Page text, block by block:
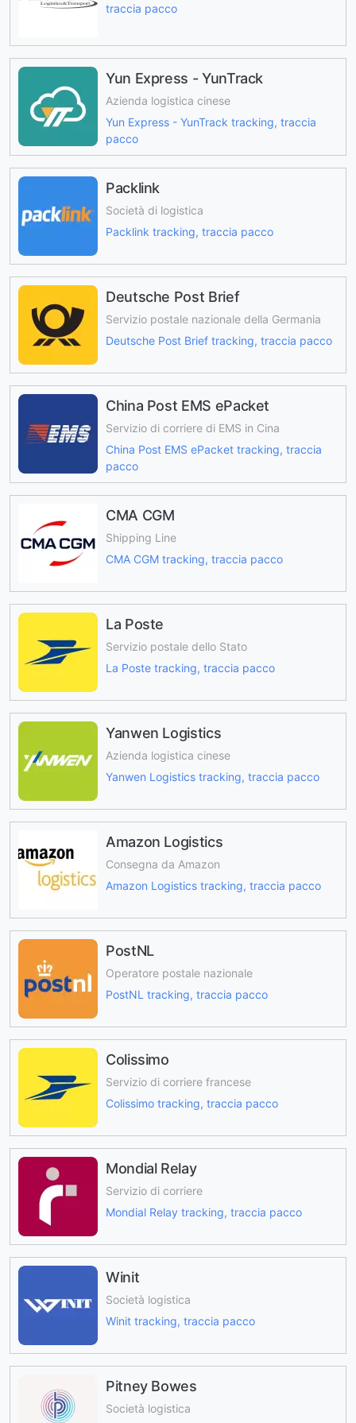
traccia pacco
Yun Express - YunTrack
Azienda logistica cinese
Yun Express - YunTrack tracking, traccia
pacco
Packlink
Società di logistica
Packlink tracking, traccia pacco
Deutsche Post Brief
Servizio postale nazionale della Germania
Deutsche Post Brief tracking, traccia pacco
China Post EMS ePacket
Servizio di corriere di EMS in Cina
China Post EMS ePacket tracking, traccia
pacco
CMA CGM
Shipping Line
CMA CGM tracking, traccia pacco
La Poste
Servizio postale dello Stato
La Poste tracking, traccia pacco
Yanwen Logistics
Azienda logistica cinese
Yanwen Logistics tracking, traccia pacco
Amazon Logistics
Consegna da Amazon
Amazon Logistics tracking, traccia pacco
PostNL
Operatore postale nazionale
PostNL tracking, traccia pacco
Colissimo
Servizio di corriere francese
Colissimo tracking, traccia pacco
Mondial Relay
Servizio di corriere
Mondial Relay tracking, traccia pacco
Winit
Società logistica
Winit tracking, traccia pacco
Pitney Bowes
Società logistica